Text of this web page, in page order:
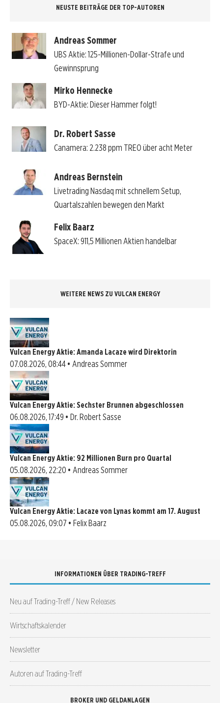
NEUSTE BEITRÄGE DER TOP-AUTOREN
Andreas Sommer
UBS Aktie: 125-Millionen-Dollar-Strafe und
Gewinnsprung
Mirko Hennecke
BYD-Aktie: Dieser Hammer folgt!
Dr. Robert Sasse
Canamera: 2.238 ppm TREO über acht Meter
Andreas Bernstein
Livetrading Nasdaq mit schnellem Setup,
Quartalszahlen bewegen den Markt
Felix Baarz
SpaceX: 911,5 Millionen Aktien handelbar
WEITERE NEWS ZU VULCAN ENERGY
Vulcan Energy Aktie: Amanda Lacaze wird Direktorin
07.08.2026, 08:44 • Andreas Sommer
Vulcan Energy Aktie: Sechster Brunnen abgeschlossen
06.08.2026, 17:49 • Dr. Robert Sasse
Vulcan Energy Aktie: 92 Millionen Burn pro Quartal
05.08.2026, 22:20 • Andreas Sommer
Vulcan Energy Aktie: Lacaze von Lynas kommt am 17. August
05.08.2026, 09:07 • Felix Baarz
INFORMATIONEN ÜBER TRADING-TREFF
Neu auf Trading-Treff / New Releases
Wirtschaftskalender
Newsletter
Autoren auf Trading-Treff
BROKER UND GELDANLAGEN